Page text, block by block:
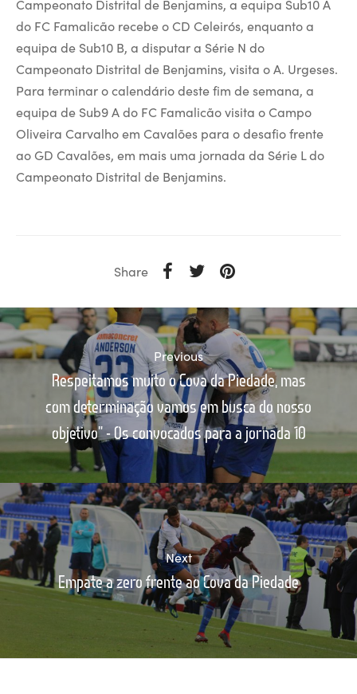
Campeonato Distrital de Benjamins, a equipa Sub10 A
do FC Famalicão recebe o CD Celeirós, enquanto a
equipa de Sub10 B, a disputar a Série N do
Campeonato Distrital de Benjamins, visita o A. Urgeses.
Para terminar o calendário deste fim de semana, a
equipa de Sub9 A do FC Famalicão visita o Campo
Oliveira Carvalho em Cavalões para o desafio frente
ao GD Cavalões, em mais uma jornada da Série L do
Campeonato Distrital de Benjamins.
Share
Previous
Respeitamos muito o Cova da Piedade, mas
com determinação vamos em busca do nosso
objetivo” - Os convocados para a jornada 10
Next
Empate a zero frente ao Cova da Piedade